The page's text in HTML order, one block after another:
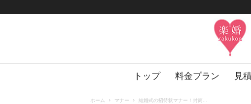
の
トップ 料金プラン 見
ホーム マナー 結婚式の招待状マナー！封筒...